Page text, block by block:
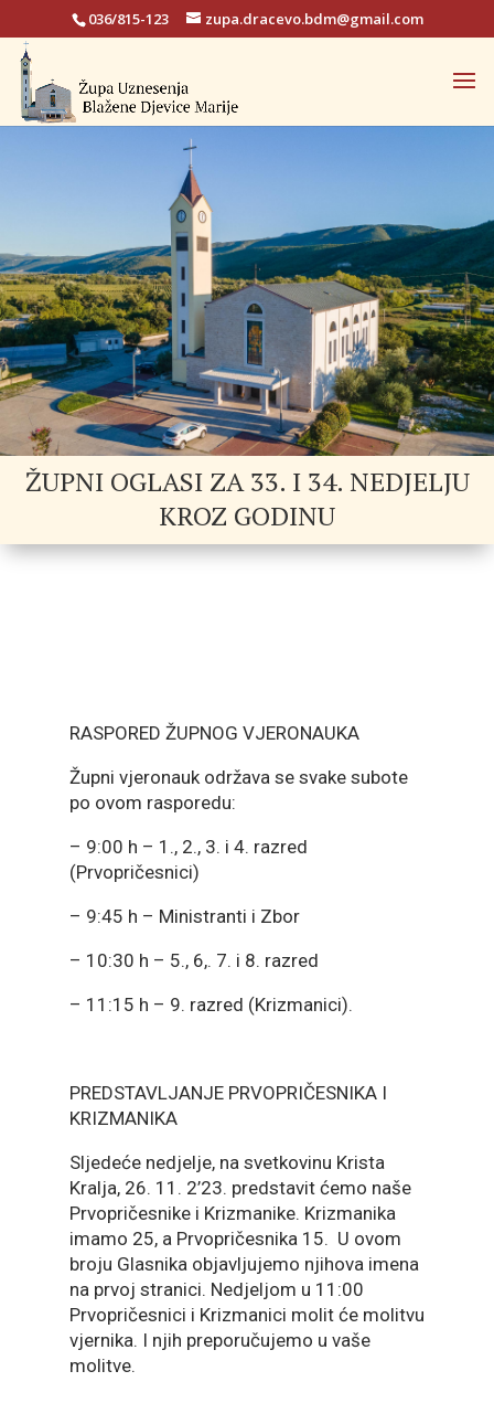
036/815-123 zupa.dracevo.bdm@gmail.com
ŽUPNI OGLASI ZA 33. I 34. NEDJELJU
KROZ GODINU
RASPORED ŽUPNOG VJERONAUKA
Župni vjeronauk održava se svake subote
po ovom rasporedu:
– 9:00 h – 1., 2., 3. i 4. razred
(Prvopričesnici)
– 9:45 h – Ministranti i Zbor
– 10:30 h – 5., 6,. 7. i 8. razred
– 11:15 h – 9. razred (Krizmanici).
PREDSTAVLJANJE PRVOPRIČESNIKA I
KRIZMANIKA
Sljedeće nedjelje, na svetkovinu Krista
Kralja, 26. 11. 2’23. predstavit ćemo naše
Prvopričesnike i Krizmanike. Krizmanika
imamo 25, a Prvopričesnika 15. U ovom
broju Glasnika objavljujemo njihova imena
na prvoj stranici. Nedjeljom u 11:00
Prvopričesnici i Krizmanici molit će molitvu
vjernika. I njih preporučujemo u vaše
molitve.